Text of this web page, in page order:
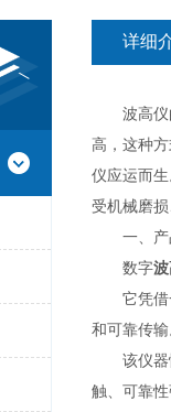
详细
波高仪的
高，这种
仪应运而
受机械磨
一、产
数字
它凭借一
和可靠传
该仪器性
触、可靠